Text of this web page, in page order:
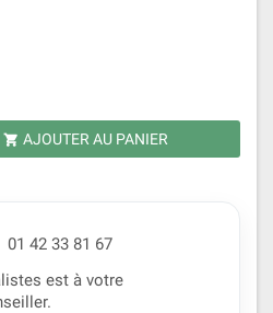
 AJOUTER AU PANIER
42 33 81 67
est à votre